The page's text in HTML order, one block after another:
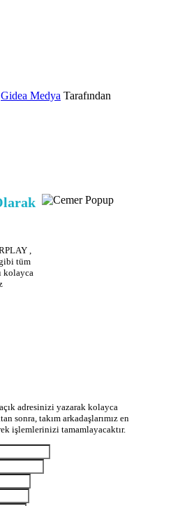
Gidea Medya Tarafından
,
tüm
kolayca
adresinizi yazarak kolayca
sonra, takım arkadaşlarımız en
işlemlerinizi tamamlayacaktır.